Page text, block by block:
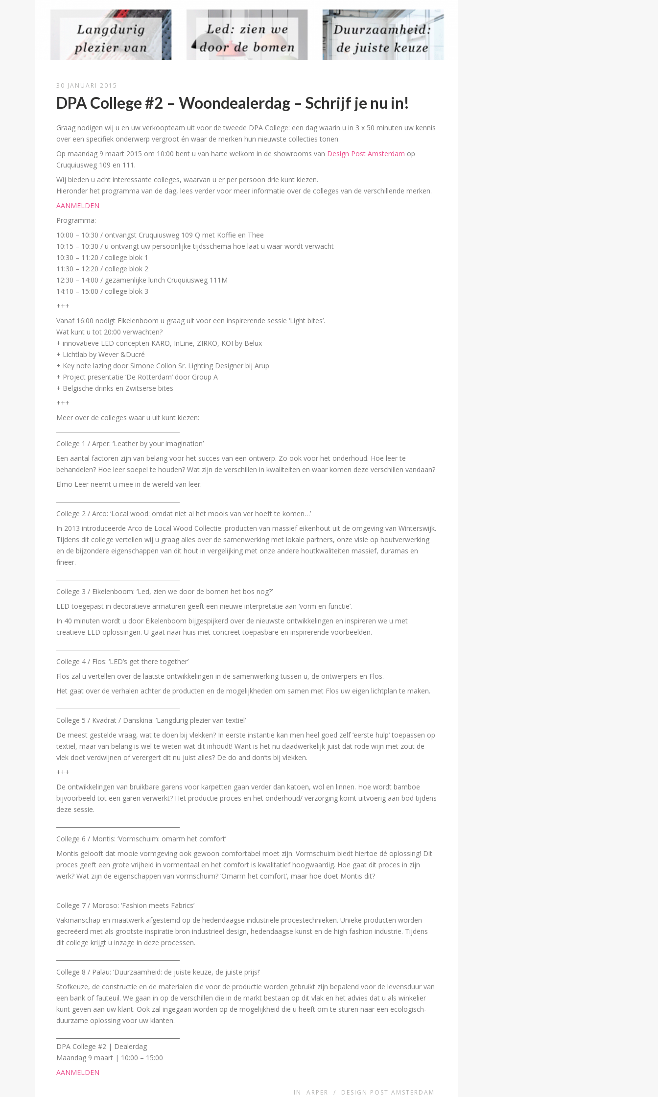
30 JANUARI 2015
DPA College #2 – Woondealerdag – Schrijf je nu in!
Graag nodigen wij u en uw verkoopteam uit voor de tweede DPA College: een dag waarin u in 3 x 50 minuten uw kennis
over een specifiek onderwerp vergroot én waar de merken hun nieuwste collecties tonen.
Op maandag 9 maart 2015 om 10:00 bent u van harte welkom in de showrooms van Design Post Amsterdam op
Cruquiusweg 109 en 111.
Wij bieden u acht interessante colleges, waarvan u er per persoon drie kunt kiezen.
Hieronder het programma van de dag, lees verder voor meer informatie over de colleges van de verschillende merken.
AANMELDEN
Programma:
10:00 – 10:30 / ontvangst Cruquiusweg 109 Q met Koffie en Thee
10:15 – 10:30 / u ontvangt uw persoonlijke tijdsschema hoe laat u waar wordt verwacht
10:30 – 11:20 / college blok 1
11:30 – 12:20 / college blok 2
12:30 – 14:00 / gezamenlijke lunch Cruquiusweg 111M
14:10 – 15:00 / college blok 3
+++
Vanaf 16:00 nodigt Eikelenboom u graag uit voor een inspirerende sessie ‘Light bites’.
Wat kunt u tot 20:00 verwachten?
+ innovatieve LED concepten KARO, InLine, ZIRKO, KOI by Belux
+ Lichtlab by Wever &Ducré
+ Key note lazing door Simone Collon Sr. Lighting Designer bij Arup
+ Project presentatie ‘De Rotterdam’ door Group A
+ Belgische drinks en Zwitserse bites
+++
Meer over de colleges waar u uit kunt kiezen:
College 1 / Arper: ‘Leather by your imagination’
Een aantal factoren zijn van belang voor het succes van een ontwerp. Zo ook voor het onderhoud. Hoe leer te
behandelen? Hoe leer soepel te houden? Wat zijn de verschillen in kwaliteiten en waar komen deze verschillen vandaan?
Elmo Leer neemt u mee in de wereld van leer.
College 2 / Arco: ‘Local wood: omdat niet al het moois van ver hoeft te komen…’
In 2013 introduceerde Arco de Local Wood Collectie: producten van massief eikenhout uit de omgeving van Winterswijk.
Tijdens dit college vertellen wij u graag alles over de samenwerking met lokale partners, onze visie op houtverwerking
en de bijzondere eigenschappen van dit hout in vergelijking met onze andere houtkwaliteiten massief, duramas en
fineer.
College 3 / Eikelenboom: ‘Led, zien we door de bomen het bos nog?’
LED toegepast in decoratieve armaturen geeft een nieuwe interpretatie aan ‘vorm en functie’.
In 40 minuten wordt u door Eikelenboom bijgespijkerd over de nieuwste ontwikkelingen en inspireren we u met
creatieve LED oplossingen. U gaat naar huis met concreet toepasbare en inspirerende voorbeelden.
College 4 / Flos: ‘LED’s get there together’
Flos zal u vertellen over de laatste ontwikkelingen in de samenwerking tussen u, de ontwerpers en Flos.
Het gaat over de verhalen achter de producten en de mogelijkheden om samen met Flos uw eigen lichtplan te maken.
College 5 / Kvadrat / Danskina: ’Langdurig plezier van textiel’
De meest gestelde vraag, wat te doen bij vlekken? In eerste instantie kan men heel goed zelf ‘eerste hulp’ toepassen op
textiel, maar van belang is wel te weten wat dit inhoudt! Want is het nu daadwerkelijk juist dat rode wijn met zout de
vlek doet verdwijnen of verergert dit nu juist alles? De do and don’ts bij vlekken.
+++
De ontwikkelingen van bruikbare garens voor karpetten gaan verder dan katoen, wol en linnen. Hoe wordt bamboe
bijvoorbeeld tot een garen verwerkt? Het productie proces en het onderhoud/ verzorging komt uitvoerig aan bod tijdens
deze sessie.
College 6 / Montis: ‘Vormschuim: omarm het comfort’
Montis gelooft dat mooie vormgeving ook gewoon comfortabel moet zijn. Vormschuim biedt hiertoe dé oplossing! Dit
proces geeft een grote vrijheid in vormentaal en het comfort is kwalitatief hoogwaardig. Hoe gaat dit proces in zijn
werk? Wat zijn de eigenschappen van vormschuim? ‘Omarm het comfort’, maar hoe doet Montis dit?
College 7 / Moroso: ‘Fashion meets Fabrics’
Vakmanschap en maatwerk afgestemd op de hedendaagse industriële procestechnieken. Unieke producten worden
gecreëerd met als grootste inspiratie bron industrieel design, hedendaagse kunst en de high fashion industrie. Tijdens
dit college krijgt u inzage in deze processen.
College 8 / Palau: ‘Duurzaamheid: de juiste keuze, de juiste prijs!’
Stofkeuze, de constructie en de materialen die voor de productie worden gebruikt zijn bepalend voor de levensduur van
een bank of fauteuil. We gaan in op de verschillen die in de markt bestaan op dit vlak en het advies dat u als winkelier
kunt geven aan uw klant. Ook zal ingegaan worden op de mogelijkheid die u heeft om te sturen naar een ecologisch-
duurzame oplossing voor uw klanten.
DPA College #2 | Dealerdag
Maandag 9 maart | 10:00 – 15:00
AANMELDEN
IN ARPER / DESIGN POST AMSTERDAM